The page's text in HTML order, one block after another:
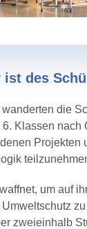
ist des
die
Klassen nach
Projekten
um auf
zweieinhalb